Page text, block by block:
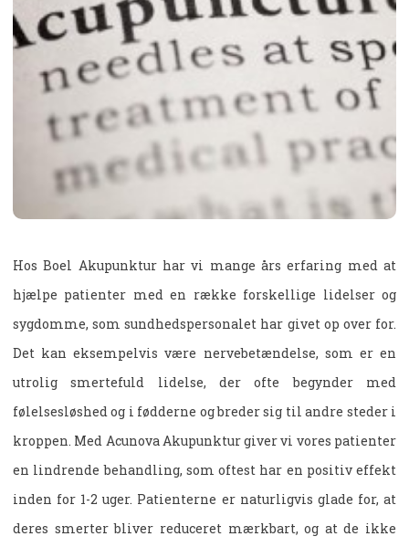
Hos Boel Akupunktur har vi mange års erfaring med at
hjælpe patienter med en række forskellige lidelser og
sygdomme, som sundhedspersonalet har givet op over for.
Det kan eksempelvis være nervebetændelse, som er en
utrolig smertefuld lidelse, der ofte begynder med
følelsesløshed og i fødderne og breder sig til andre steder i
kroppen. Med Acunova Akupunktur giver vi vores patienter
en lindrende behandling, som oftest har en positiv effekt
inden for 1-2 uger. Patienterne er naturligvis glade for, at
deres smerter bliver reduceret mærkbart, og at de ikke